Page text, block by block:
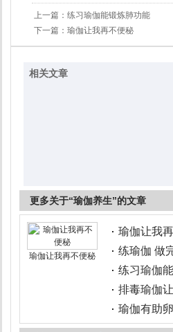
上一篇： 练习瑜伽能锻炼肺功能
下一篇： 瑜伽让我再不便秘
相关文章
更多关于“瑜伽养生”的文章
瑜伽让我再不便秘
瑜伽让我
练瑜伽 做
练习瑜伽
排毒瑜伽
瑜伽有助